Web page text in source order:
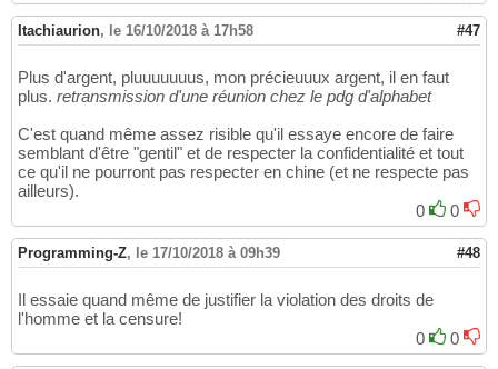
Itachiaurion, le 16/10/2018 à 17h58 #47
Plus d'argent, pluuuuuuus, mon précieuuux argent, il en faut
plus. retransmission d'une réunion chez le pdg d'alphabet
C'est quand même assez risible qu'il essaye encore de faire
semblant d'être "gentil" et de respecter la confidentialité et tout
ce qu'il ne pourront pas respecter en chine (et ne respecte pas
ailleurs).
0
0
Programming-Z, le 17/10/2018 à 09h39 #48
Il essaie quand même de justifier la violation des droits de
l'homme et la censure!
0
0